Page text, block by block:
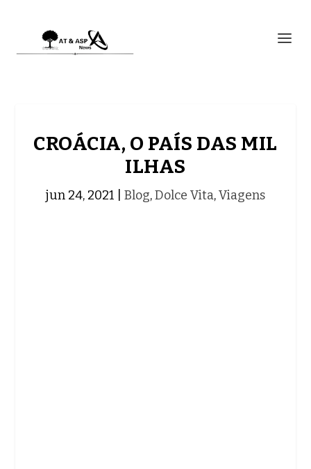
CROÁCIA, O PAÍS DAS MIL
ILHAS
jun 24, 2021 Blog,Dolce Vita,Viagens